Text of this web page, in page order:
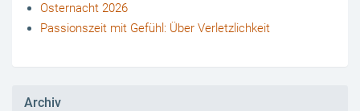
Osternacht 2026
Passionszeit mit Gefühl: Über Verletzlichkeit
Archiv